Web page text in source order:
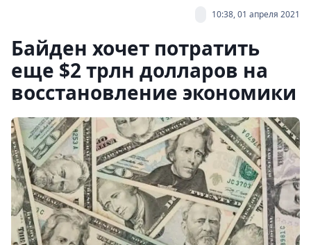
10:38, 01 апреля 2021
Байден хочет потратить
еще $2 трлн долларов на
восстановление экономики